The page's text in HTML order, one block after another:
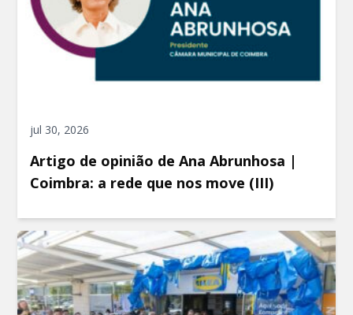
jul 30, 2026
Artigo de opinião de Ana Abrunhosa |
Coimbra: a rede que nos move (III)